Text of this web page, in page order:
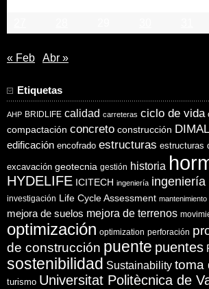
« Feb Abr »
Etiquetas
AHP BRIDLIFE calidad carreteras ciclo de vida
compactación concreto construcción
edificación encofrado estructuras estructuras
excavación geotecnia gestión historia
HYDELIFE ICITECH ingeniería ingeniería
investigación Life Cycle Assessment mantenimiento
mejora de suelos mejora de terrenos
optimización optimization perforación
de construcción puente puentes
sostenibilidad Sustainability toma
turismo Universitat Politècnica de